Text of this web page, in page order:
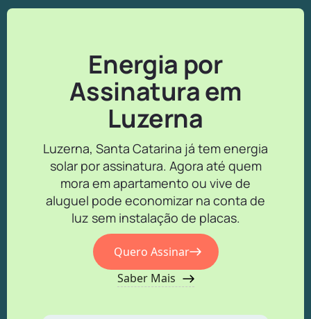
Energia por
Assinatura em
Luzerna
Luzerna, Santa Catarina já tem energia
solar por assinatura. Agora até quem
mora em apartamento ou vive de
aluguel pode economizar na conta de
luz sem instalação de placas.
Quero Assinar
Saber Mais